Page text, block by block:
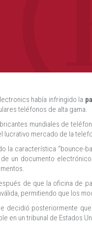
había infringido la
teléfonos de alta gama.
mundiales de
mercado de la
la característica “bounce-
un documento
de que la oficina de
permitiendo que los
decidió posteriormente
en un tribunal de Estados